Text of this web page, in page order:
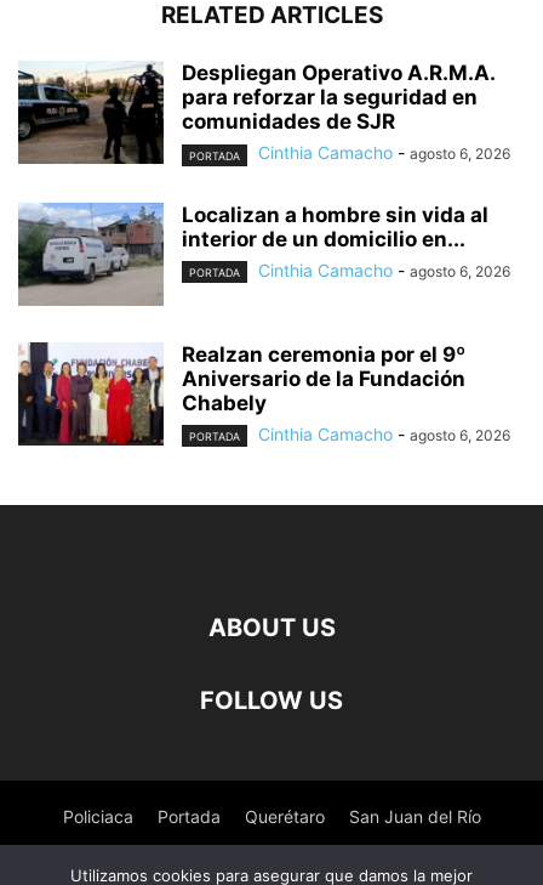
RELATED ARTICLES
Despliegan Operativo A.R.M.A.
para reforzar la seguridad en
comunidades de SJR
PORTADA Cinthia Camacho - agosto 6, 2026
Localizan a hombre sin vida al
interior de un domicilio en...
PORTADA Cinthia Camacho - agosto 6, 2026
Realzan ceremonia por el 9º
Aniversario de la Fundación
Chabely
PORTADA Cinthia Camacho - agosto 6, 2026
ABOUT US
FOLLOW US
Policiaca Portada Querétaro San Juan del Río
Utilizamos cookies para asegurar que damos la mejor